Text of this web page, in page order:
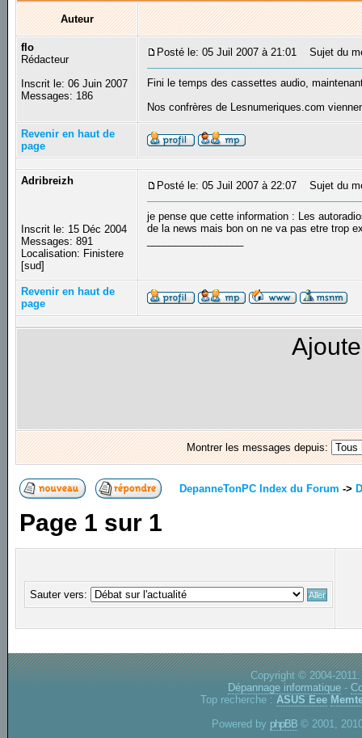
Auteur
flo
Rédacteur
Inscrit le: 06 Juin 2007
Messages: 186
Posté le: 05 Juil 2007 à 21:01 Sujet du
Fini le temps des cassettes audio,
Nos confrères de Lesnumeriques.com
Revenir en haut de
page
Adribreizh
Inscrit le: 15 Déc 2004
Messages: 891
Localisation: Finistere
[sud]
Posté le: 05 Juil 2007 à 22:07 Sujet du
je pense que cette information : Les
de la news mais bon on ne va pas etre trop
Revenir en haut de
page
Montrer les messages depuis:
DepanneTonPC Index du Forum ->
Page 1 sur 1
Sauter vers:
Copyright © 2004-
Dépannage informatique -
Top recherche : ASUS Eee
Powered by phpBB © 2001,